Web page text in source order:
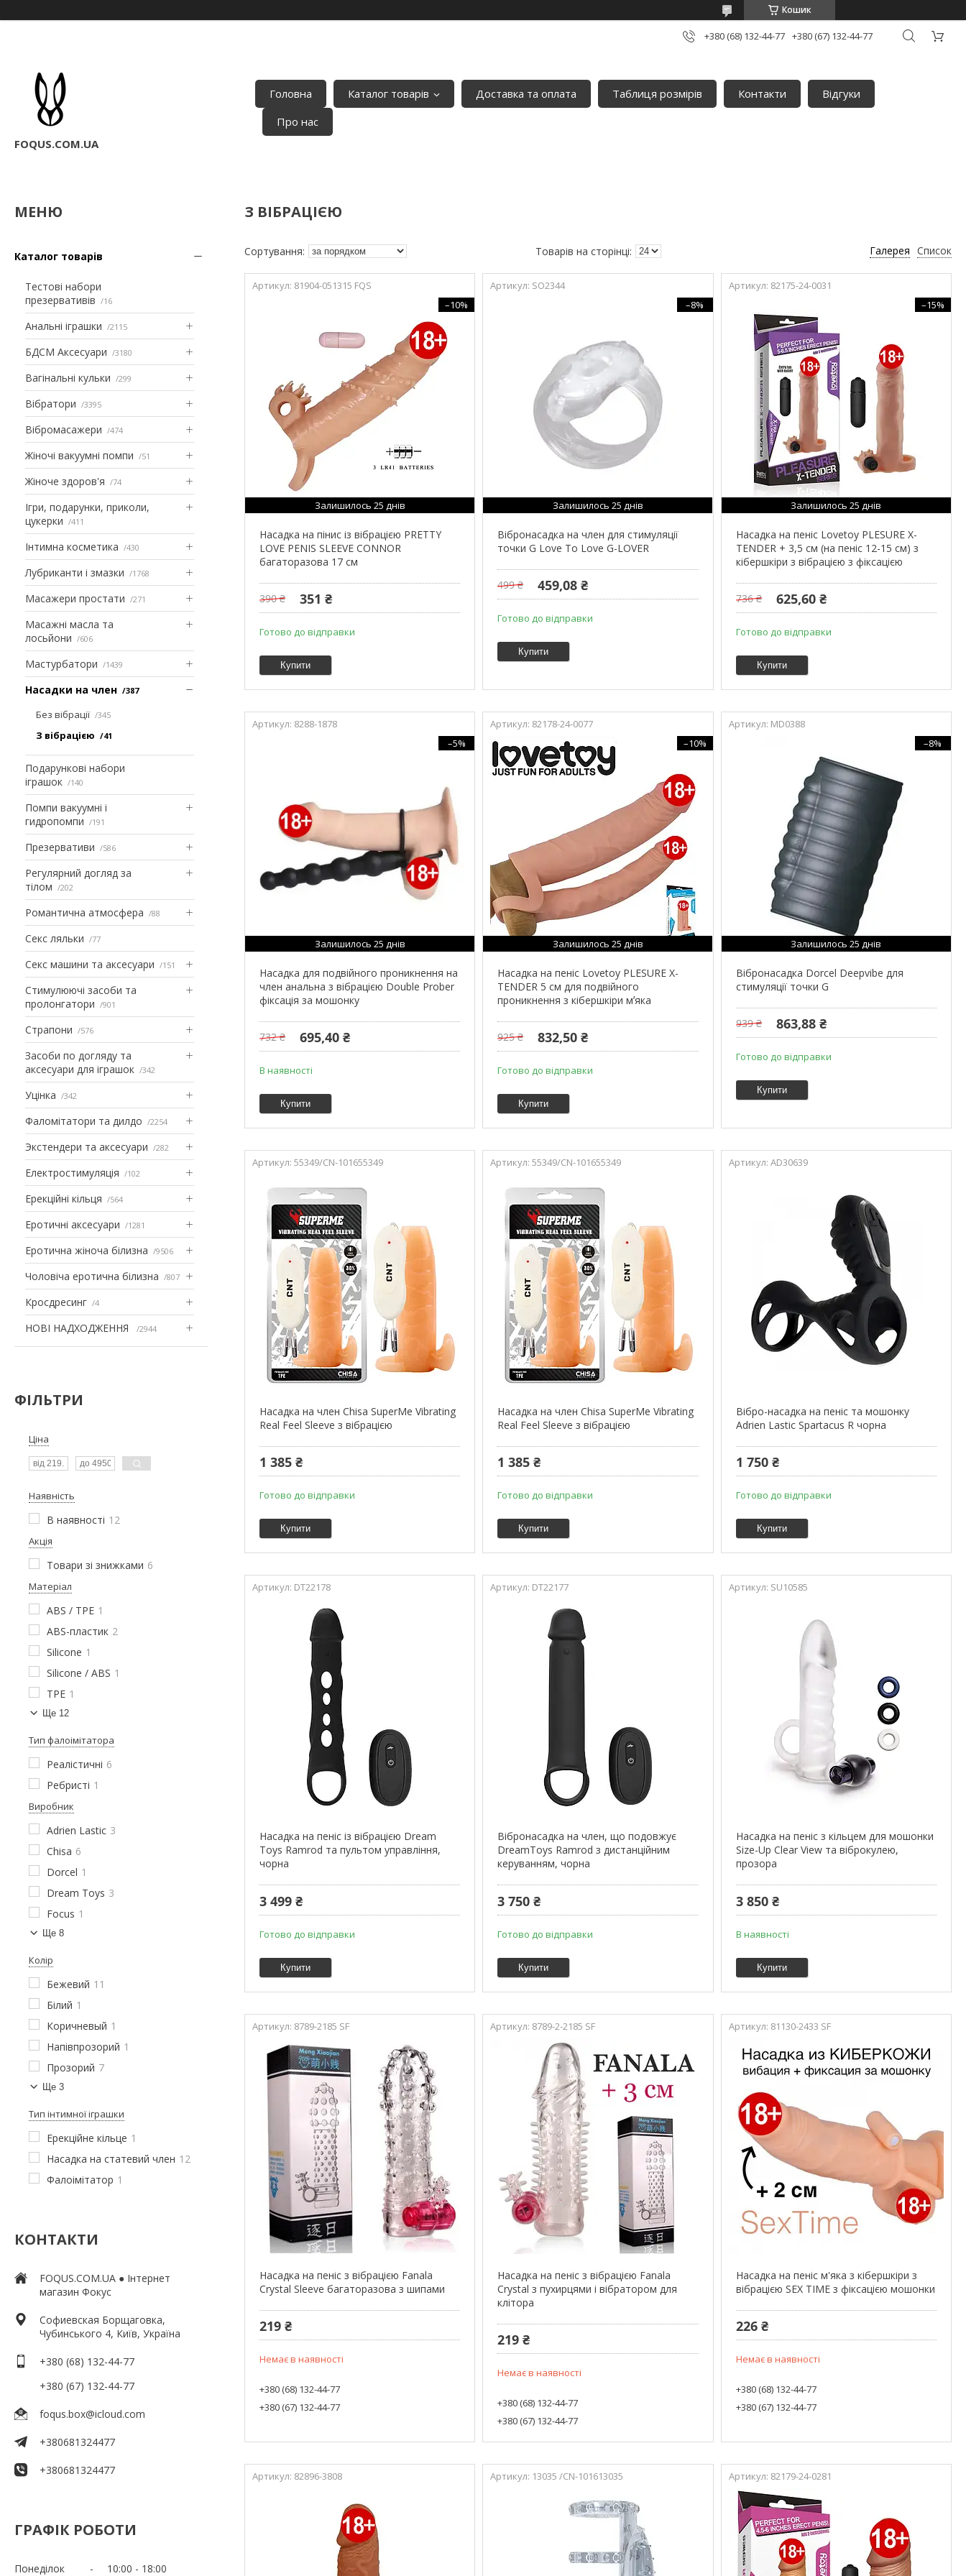
Кошик
+380 (68) 132-44-77 +380 (67) 132-44-77
FOQUS.COM.UA
Головна Каталог товарів Доставка та оплата Таблиця розмірів Контакти
Відгуки
Про нас
Каталог товарів
Тестові набори
презервативів
16
Анальні іграшки 2115
БДСМ Аксесуари 3180
Вагінальні кульки 299
Вібратори 3395
Вібромасажери 474
Жіночі вакуумні помпи 51
Жіноче здоров'я 74
Ігри, подарунки, приколи,
цукерки
411
Інтимна косметика 430
Лубриканти і змазки 1768
Масажери простати 271
Масажні масла та
лосьйони
606
Мастурбатори 1439
Насадки на член 387
Без вібрації 345
З вібрацією 41
Подарункові набори
іграшок
140
Помпи вакуумні і
гидропомпи
191
Презервативи 586
Регулярний догляд за
тілом
202
Романтична атмосфера 88
Секс ляльки 77
Секс машини та аксесуари 151
Стимулюючі засоби та
пролонгатори
901
Страпони 576
Засоби по догляду та
аксесуари для іграшок
342
Уцінка 342
Фаломітатори та дилдо 2254
Экстендери та аксесуари 282
Електростимуляція 102
Ерекційні кільця 564
Еротичні аксесуари 1281
Еротична жіноча білизна 9506
Чоловіча еротична білизна 807
Кросдресинг 4
НОВІ НАДХОДЖЕННЯ 2944
ФІЛЬТРИ
Ціна
Наявність
В наявності 12
Акція
Товари зі знижками 6
Матеріал
ABS / TPE 1
ABS-пластик 2
Silicone 1
Silicone / ABS 1
TPE 1
Ще 12
Тип фалоімітатора
Реалістичні 6
Ребристі 1
Виробник
Adrien Lastic 3
Chisa 6
Dorcel 1
Dream Toys 3
Focus 1
Ще 8
Колір
Бежевий 11
Білий 1
Коричневый 1
Напівпрозорий 1
Прозорий 7
Ще 3
Тип інтимної іграшки
Ерекційне кільце 1
Насадка на статевий член 12
Фалоімітатор 1
КОНТАКТИ
FOQUS.COM.UA ● Інтернет
магазин Фокус
Софиевская Борщаговка,
Чубинського 4, Київ, Україна
+380 (68) 132-44-77
+380 (67) 132-44-77
foqus.box@icloud.com
+380681324477
+380681324477
ГРАФІК РОБОТИ
Понеділок 10:00 18:00
З ВІБРАЦІЄЮ
Галерея Список
81904-051315 FQS
–10%
Залишилось 25 днів
Насадка на пінис із вібрацією PRETTY
LOVE PENIS SLEEVE CONNOR
багаторазова 17 см
390 ₴ 351 ₴
Готово до відправки
Купити
SO2344
–8%
Залишилось 25 днів
Вібронасадка на член для стимуляції
точки G Love To Love G-LOVER
499 ₴ 459,08 ₴
Готово до відправки
Купити
82175-24-0031
–15%
Залишилось 25 днів
Насадка на пеніс Lovetoy PLESURE X-
TENDER + 3,5 см (на пеніс 12-15 см) з
кібершкіри з вібрацією з фіксацією
736 ₴ 625,60 ₴
Готово до відправки
Купити
8288-1878
–5%
Залишилось 25 днів
Насадка для подвійного проникнення на
член анальна з вібрацією Double Prober
фіксація за мошонку
732 ₴ 695,40 ₴
В наявності
Купити
82178-24-0077
–10%
Залишилось 25 днів
Насадка на пеніс Lovetoy PLESURE X-
TENDER 5 см для подвійного
проникнення з кібершкіри мʼяка
925 ₴ 832,50 ₴
Готово до відправки
Купити
MD0388
–8%
Залишилось 25 днів
Вібронасадка Dorcel Deepvibe для
стимуляції точки G
939 ₴ 863,88 ₴
Готово до відправки
Купити
55349/CN-101655349
Насадка на член Chisa SuperMe Vibrating
Real Feel Sleeve з вібрацією
1 385 ₴
Готово до відправки
Купити
55349/CN-101655349
Насадка на член Chisa SuperMe Vibrating
Real Feel Sleeve з вібрацією
1 385 ₴
Готово до відправки
Купити
AD30639
Вібро-насадка на пеніс та мошонку
Adrien Lastic Spartacus R чорна
1 750 ₴
Готово до відправки
Купити
DT22178
Насадка на пеніс із вібрацією Dream
Toys Ramrod та пультом управління,
чорна
3 499 ₴
Готово до відправки
Купити
DT22177
Вібронасадка на член, що подовжує
DreamToys Ramrod з дистанційним
керуванням, чорна
3 750 ₴
Готово до відправки
Купити
SU10585
Насадка на пеніс з кільцем для мошонки
Size-Up Clear View та віброкулею,
прозора
3 850 ₴
В наявності
Купити
8789-2185 SF
Насадка на пеніс з вібрацією Fanala
Crystal Sleeve багаторазова з шипами
219 ₴
Немає в наявності
+380 (68) 132-44-77
+380 (67) 132-44-77
8789-2-2185 SF
Насадка на пеніс з вібрацією Fanala
Crystal з пухирцями і вібратором для
клітора
219 ₴
Немає в наявності
+380 (68) 132-44-77
+380 (67) 132-44-77
81130-2433 SF
Насадка на пеніс м'яка з кібершкіри з
вібрацією SEX TIME з фіксацією мошонки
226 ₴
Немає в наявності
+380 (68) 132-44-77
+380 (67) 132-44-77
82896-3808 13035 /CN-101613035 82179-24-0281